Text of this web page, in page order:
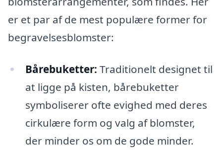
er et par af de mest populære former for
begravelsesblomster:
Bårebuketter: Traditionelt designet til
at ligge på kisten, bårebuketter
symboliserer ofte evighed med deres
cirkulære form og valg af blomster,
der minder os om de gode minder.